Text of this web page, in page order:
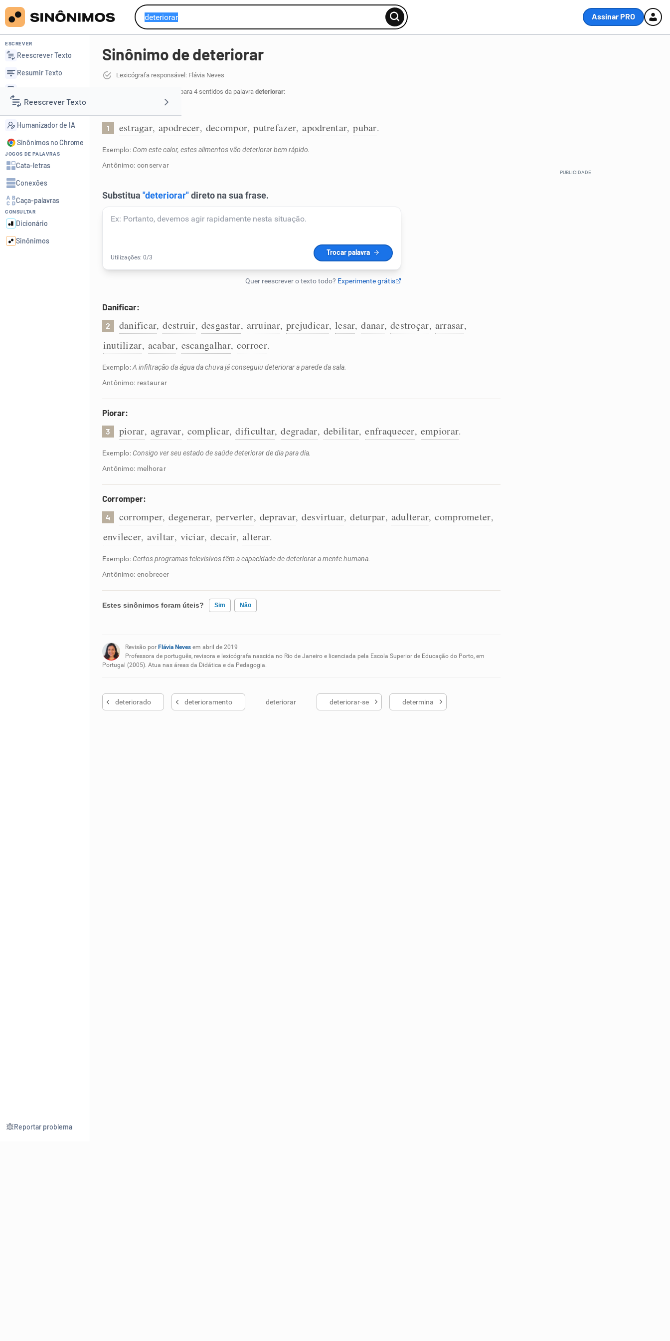
Assinar PRO
Reescrever Texto
Resumir Texto
Corrigir Texto
Detector de IA
Humanizador de IA
ESCREVER
Reescrever Texto
Resumir Texto
Detector de IA
Humanizador de IA
Sinônimos no Chrome
JOGOS DE PALAVRAS
Cata-letras
Conexões
Caça-palavras
CONSULTAR
Dicionário
Sinônimos
Reportar problema
Sinônimo de deteriorar
Lexicógrafa responsável: Flávia Neves
para 4 sentidos da palavra deteriorar:
1 estragar, apodrecer, decompor, putrefazer, apodrentar, pubar.
Exemplo: Com este calor, estes alimentos vão deteriorar bem rápido.
Antônimo: conservar
Danificar:
2 danificar, destruir, desgastar, arruinar, prejudicar, lesar, danar, destroçar, arrasar,
inutilizar, acabar, escangalhar, corroer.
Exemplo:A infiltração da água da chuva já conseguiu deteriorar a parede da sala.
Antônimo: restaurar
Piorar:
3 piorar, agravar, complicar, dificultar, degradar, debilitar, enfraquecer, empiorar.
Exemplo: Consigo ver seu estado de saúde deteriorar de dia para dia.
Antônimo: melhorar
Corromper:
4 corromper, degenerar, perverter, depravar, desvirtuar, deturpar, adulterar, comprometer,
envilecer, aviltar, viciar, decair, alterar.
Exemplo: Certos programas televisivos têm a capacidade de deteriorar a mente humana.
Antônimo: enobrecer
Estes sinônimos foram úteis? Sim Não
Nenhum dos sinônimos apresentados me ajudou
Revisão por Flávia Nevesem abril de 2019
Professora de português, revisora e lexicógrafa nascida no Rio de Janeiro e licenciada pela Escola Superior de Educação do Porto, em
Portugal (2005). Atua nas áreas da Didática e da Pedagogia.
deteriorado deterioramento deteriorar deteriorar-se determina